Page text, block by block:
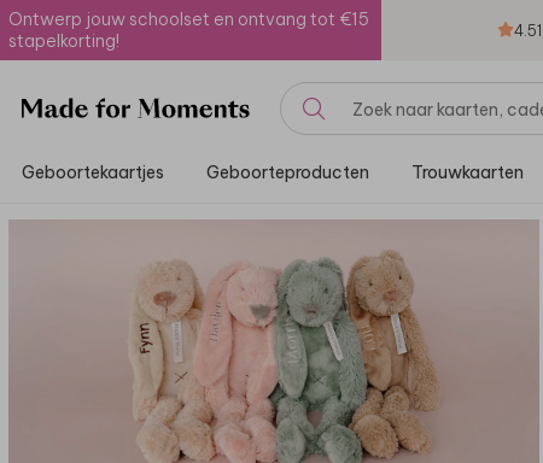
Ontwerp jouw schoolset en ontvang tot €15
stapelkorting!
4.51
Geboortekaartjes Geboorteproducten Trouwkaarten